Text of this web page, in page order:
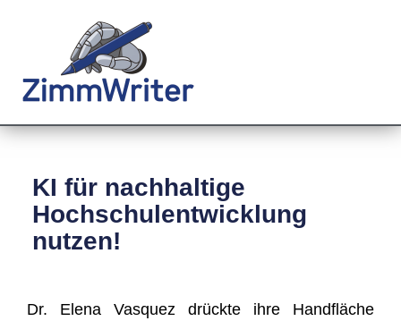
KI für nachhaltige
Hochschulentwicklung
nutzen!
Dr. Ele­na Vas­quez drück­te ihre Hand­flä­che